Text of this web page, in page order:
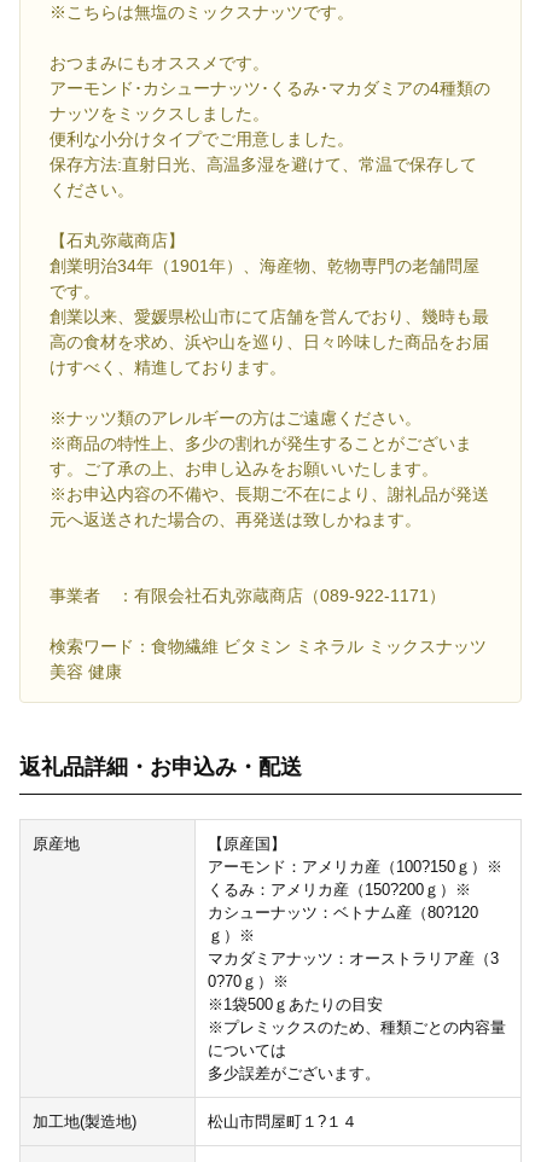
※こちらは無塩のミックスナッツです。
おつまみにもオススメです。
アーモンド･カシューナッツ･くるみ･マカダミアの4種類の
ナッツをミックスしました。
便利な小分けタイプでご用意しました。
保存方法:直射日光、高温多湿を避けて、常温で保存して
ください。
【石丸弥蔵商店】
創業明治34年（1901年）、海産物、乾物専門の老舗問屋
です。
創業以来、愛媛県松山市にて店舗を営んでおり、幾時も最
高の食材を求め、浜や山を巡り、日々吟味した商品をお届
けすべく、精進しております。
※ナッツ類のアレルギーの方はご遠慮ください。
※商品の特性上、多少の割れが発生することがございま
す。ご了承の上、お申し込みをお願いいたします。
※お申込内容の不備や、長期ご不在により、謝礼品が発送
元へ返送された場合の、再発送は致しかねます。
事業者 ：有限会社石丸弥蔵商店（089-922-1171）
検索ワード：食物繊維 ビタミン ミネラル ミックスナッツ
美容 健康
返礼品詳細・お申込み・配送
原産地
【原産国】
アーモンド：アメリカ産（100?150ｇ）※
くるみ：アメリカ産（150?200ｇ）※
カシューナッツ：ベトナム産（80?120
ｇ）※
マカダミアナッツ：オーストラリア産（3
0?70ｇ）※
※1袋500ｇあたりの目安
※プレミックスのため、種類ごとの内容量
については
多少誤差がございます。
加工地(製造地) 松山市問屋町１?１４